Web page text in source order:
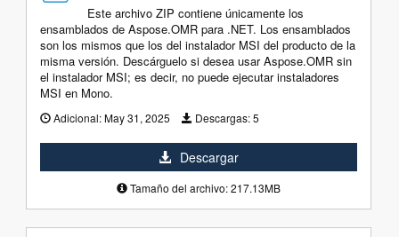
Este archivo ZIP contiene únicamente los
ensamblados de Aspose.OMR para .NET. Los ensamblados
son los mismos que los del instalador MSI del producto de la
misma versión. Descárguelo si desea usar Aspose.OMR sin
el instalador MSI; es decir, no puede ejecutar instaladores
MSI en Mono.
Adicional:May 31, 2025 Descargas:5
Descargar
Tamaño del archivo: 217.13MB